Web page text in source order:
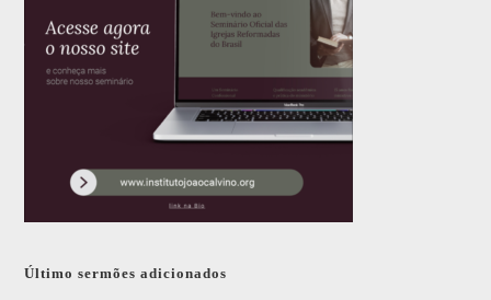
Último sermões adicionados